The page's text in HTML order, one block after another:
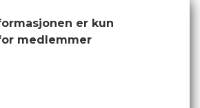
er kun
medlemmer